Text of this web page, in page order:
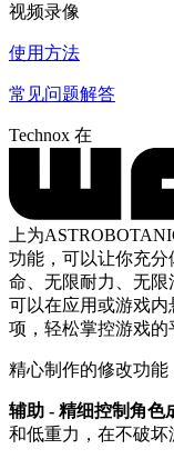
视频录像
使用方法
常见问题解答
Technox 在
上为
功能，可以让你充分
命、无限耐力、无
可以在应用或游戏
项，轻松掌控游戏的
精心制作的修改功
辅助 - 精细控制角色
和低重力，在不破坏